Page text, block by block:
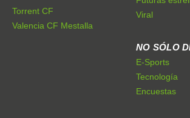
Torrent CF
Valencia CF Mestalla
Viral
NO SÓLO
E-Sports
Tecnología
Encuestas